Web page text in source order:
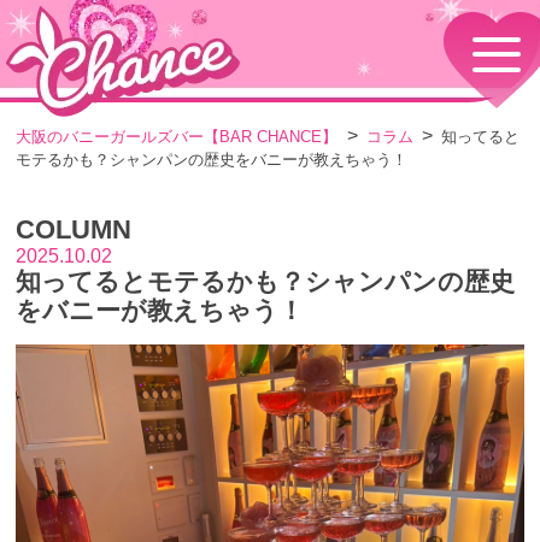
HOME
TOPページ
コンセプト
GIRLS
MENU
メニュー・料金
イベント情報
SHOP
店舗情報・よくある質問
VISITORS TO JAPAN
外国人観光客向け
RECRUIT
採用情報
大阪のバニーガールズバー【BAR CHANCE】 コラム
知ってると
モテるかも？シャンパンの歴史をバニーが教えちゃう！
COLUMN
2025.10.02
知ってるとモテるかも？シャンパンの歴史
をバニーが教えちゃう！